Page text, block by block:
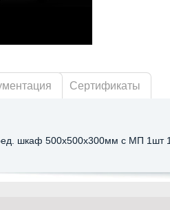
Сертификаты
шкаф 500x500x300мм с МП 1шт